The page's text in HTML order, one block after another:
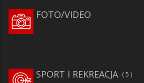
FOTO/VIDEO
SPORT I REKREACJA 5